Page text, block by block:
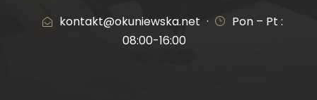
kontakt@okuniewska.net ·
Pon – Pt :
08:00-16:00